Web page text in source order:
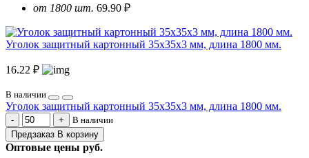
от 1800 шт. 69.90 ₽
Уголок защитный картонный 35х35х3 мм, длина 1800 мм.
16.22 ₽
В наличии
Уголок защитный картонный 35х35х3 мм, длина 1800 мм.
В наличии
Предзаказ В корзину
Оптовые цены руб.